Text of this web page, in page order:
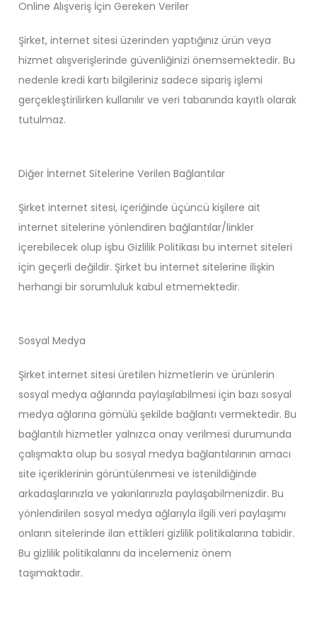
Online Alışveriş İçin Gereken Veriler
Şirket, internet sitesi üzerinden yaptığınız ürün veya
hizmet alışverişlerinde güvenliğinizi önemsemektedir. Bu
nedenle kredi kartı bilgileriniz sadece sipariş işlemi
gerçekleştirilirken kullanılır ve veri tabanında kayıtlı olarak
tutulmaz.
Diğer İnternet Sitelerine Verilen Bağlantılar
Şirket internet sitesi, içeriğinde üçüncü kişilere ait
internet sitelerine yönlendiren bağlantılar/linkler
içerebilecek olup işbu Gizlilik Politikası bu internet siteleri
için geçerli değildir. Şirket bu internet sitelerine ilişkin
herhangi bir sorumluluk kabul etmemektedir.
Sosyal Medya
Şirket internet sitesi üretilen hizmetlerin ve ürünlerin
sosyal medya ağlarında paylaşılabilmesi için bazı sosyal
medya ağlarına gömülü şekilde bağlantı vermektedir. Bu
bağlantılı hizmetler yalnızca onay verilmesi durumunda
çalışmakta olup bu sosyal medya bağlantılarının amacı
site içeriklerinin görüntülenmesi ve istenildiğinde
arkadaşlarınızla ve yakınlarınızla paylaşabilmenizdir. Bu
yönlendirilen sosyal medya ağlarıyla ilgili veri paylaşımı
onların sitelerinde ilan ettikleri gizlilik politikalarına tabidir.
Bu gizlilik politikalarını da incelemeniz önem
taşımaktadır.